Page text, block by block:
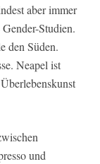
aber immer
Studien.
den Süden.
Neapel ist
und